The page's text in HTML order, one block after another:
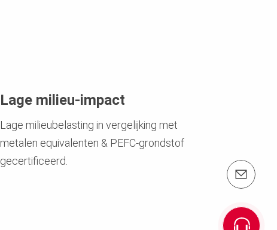
Lage milieu-impact
Lage milieubelasting in vergelijking met
metalen equivalenten & PEFC-grondstof
gecertificeerd.